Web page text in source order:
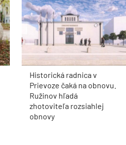
Historická radnica v
Prievoze čaká na obnovu.
Ružinov hľadá
zhotoviteľa rozsiahlej
obnovy